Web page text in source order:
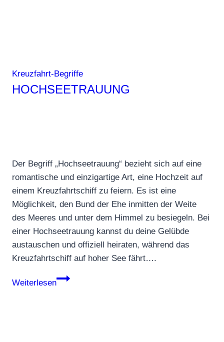
Kreuzfahrt-Begriffe
HOCHSEETRAUUNG
Der Begriff „Hochseetrauung“ bezieht sich auf eine
romantische und einzigartige Art, eine Hochzeit auf
einem Kreuzfahrtschiff zu feiern. Es ist eine
Möglichkeit, den Bund der Ehe inmitten der Weite
des Meeres und unter dem Himmel zu besiegeln. Bei
einer Hochseetrauung kannst du deine Gelübde
austauschen und offiziell heiraten, während das
Kreuzfahrtschiff auf hoher See fährt….
Weiterlesen
Hochseetrauung